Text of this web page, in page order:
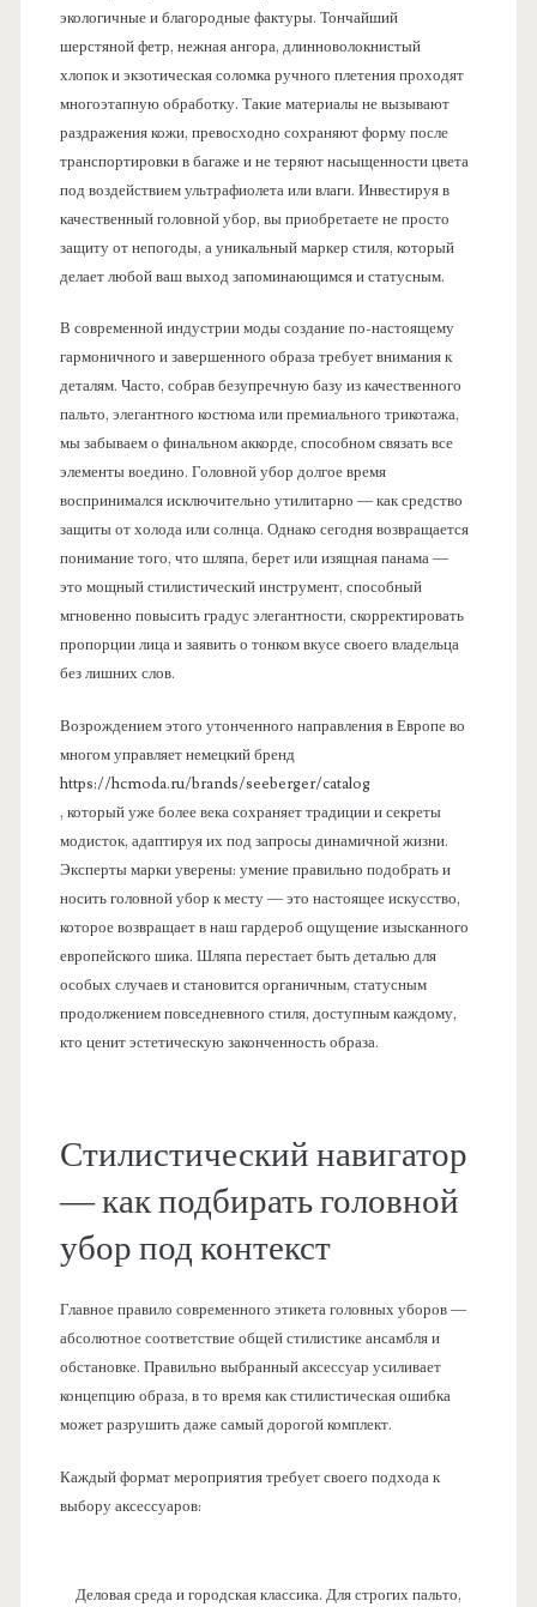
экологичные и благородные фактуры. Тончайший
шерстяной фетр, нежная ангора, длинноволокнистый
хлопок и экзотическая соломка ручного плетения проходят
многоэтапную обработку. Такие материалы не вызывают
раздражения кожи, превосходно сохраняют форму после
транспортировки в багаже и не теряют насыщенности цвета
под воздействием ультрафиолета или влаги. Инвестируя в
качественный головной убор, вы приобретаете не просто
защиту от непогоды, а уникальный маркер стиля, который
делает любой ваш выход запоминающимся и статусным.
В современной индустрии моды создание по-настоящему
гармоничного и завершенного образа требует внимания к
деталям. Часто, собрав безупречную базу из качественного
пальто, элегантного костюма или премиального трикотажа,
мы забываем о финальном аккорде, способном связать все
элементы воедино. Головной убор долгое время
воспринимался исключительно утилитарно — как средство
защиты от холода или солнца. Однако сегодня возвращается
понимание того, что шляпа, берет или изящная панама —
это мощный стилистический инструмент, способный
мгновенно повысить градус элегантности, скорректировать
пропорции лица и заявить о тонком вкусе своего владельца
без лишних слов.
Возрождением этого утонченного направления в Европе во
многом управляет немецкий бренд
https://hcmoda.ru/brands/seeberger/catalog
, который уже более века сохраняет традиции и секреты
модисток, адаптируя их под запросы динамичной жизни.
Эксперты марки уверены: умение правильно подобрать и
носить головной убор к месту — это настоящее искусство,
которое возвращает в наш гардероб ощущение изысканного
европейского шика. Шляпа перестает быть деталью для
особых случаев и становится органичным, статусным
продолжением повседневного стиля, доступным каждому,
кто ценит эстетическую законченность образа.
Стилистический навигатор
— как подбирать головной
убор под контекст
Главное правило современного этикета головных уборов —
абсолютное соответствие общей стилистике ансамбля и
обстановке. Правильно выбранный аксессуар усиливает
концепцию образа, в то время как стилистическая ошибка
может разрушить даже самый дорогой комплект.
Каждый формат мероприятия требует своего подхода к
выбору аксессуаров:
Деловая среда и городская классика. Для строгих пальто,